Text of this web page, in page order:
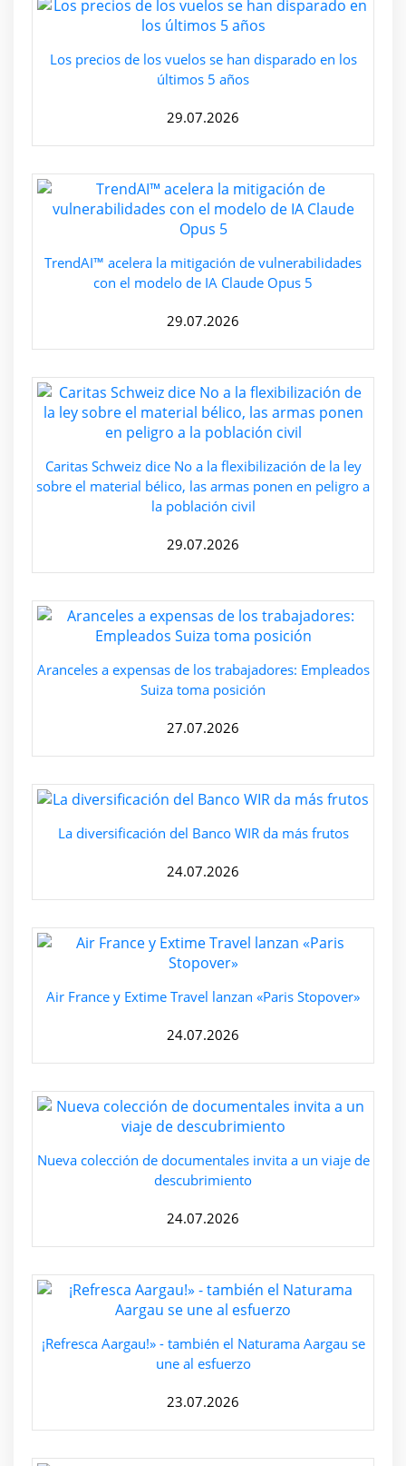
Los precios de los vuelos se han disparado en los
últimos 5 años
29.07.2026
TrendAI™ acelera la mitigación de vulnerabilidades
con el modelo de IA Claude Opus 5
29.07.2026
Caritas Schweiz dice No a la flexibilización de la ley
sobre el material bélico, las armas ponen en peligro a
la población civil
29.07.2026
Aranceles a expensas de los trabajadores: Empleados
Suiza toma posición
27.07.2026
La diversificación del Banco WIR da más frutos
24.07.2026
Air France y Extime Travel lanzan «Paris Stopover»
24.07.2026
Nueva colección de documentales invita a un viaje de
descubrimiento
24.07.2026
¡Refresca Aargau!» - también el Naturama Aargau se
une al esfuerzo
23.07.2026